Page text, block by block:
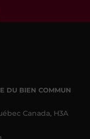
DU BIEN COMMUN
Canada, H3A